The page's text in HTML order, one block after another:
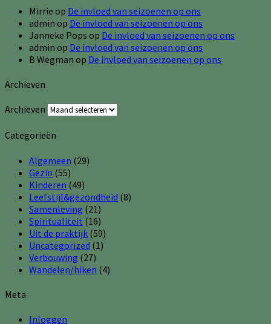
Mirrie op De invloed van seizoenen op ons
admin op De invloed van seizoenen op ons
Janneke Pops op De invloed van seizoenen op ons
admin op De invloed van seizoenen op ons
B Wegman op De invloed van seizoenen op ons
Archieven
Archieven
Categorieën
Algemeen (29)
Gezin (55)
Kinderen (49)
Leefstijl&gezondheid (8)
Samenleving (21)
Spiritualiteit (16)
Uit de praktijk (59)
Uncategorized (1)
Verbouwing (27)
Wandelen/hiken (4)
Meta
Inloggen